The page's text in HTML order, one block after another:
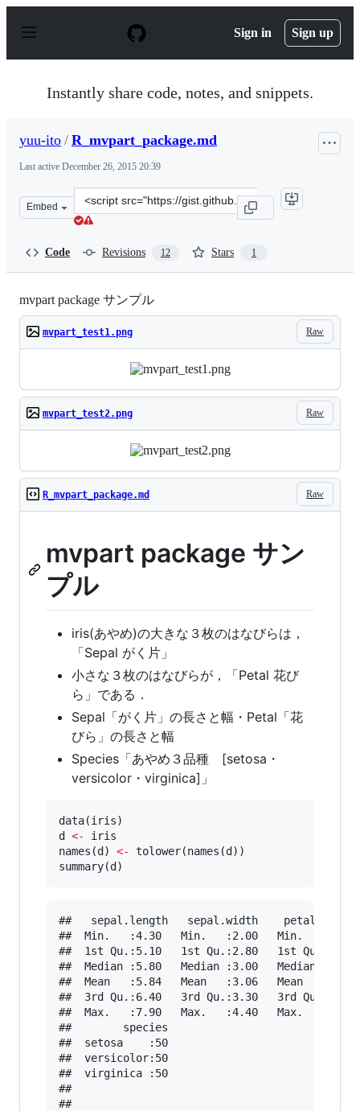
p
Sign in Sign up
Instantly share code, notes, and snippets.
yuu-ito / R_mvpart_package.md
Last active December 26, 2015 20:39
Embed
Clone
this
ito/7210665.js&quot;&gt;&lt;/script&gt;
Code Revisions 12 Stars 1
mvpart package サンプル
Raw
mvpart_test1.png
Raw
mvpart_test2.png
Raw
R_mvpart_package.md
mvpart package サン
プル
iris(あやめ)の大きな３枚のはなびらは，
「Sepal がく片」
小さな３枚のはなびらが，「Petal 花び
ら」である．
Sepal「がく片」の長さと幅・Petal「花
びら」の長さと幅
Species「あやめ３品種 [setosa・
versicolor・virginica]」
data(iris
d <-
iris
names(d) <- tolower(names(d))
summary(d)
##   sepal.length   sepal.width
##  Min.   :4.30   Min.   :2.00   Min.
##  1st Qu.:5.10   1st Qu.:2.80   1st
##  Median :5.80   Median :3.00   Median
##  Mean   :5.84   Mean   :3.06   Mean
##  3rd Qu.:6.40   3rd Qu.:3.30   3rd
##  Max.   :7.90   Max.   :4.40   Max.
##        species
##  setosa    :50
##  versicolor:50
##  virginica :50
##
##